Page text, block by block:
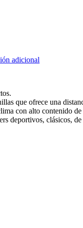
adicional
que ofrece una
con alto contenido
deportivos, clásicos,